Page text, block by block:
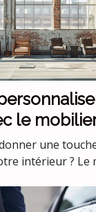
le
une
intérieur ? Le